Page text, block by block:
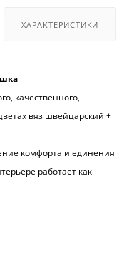
ХАРАКТЕРИСТИКИ
качественного,
вяз швейцарский +
комфорта и единения
работает как